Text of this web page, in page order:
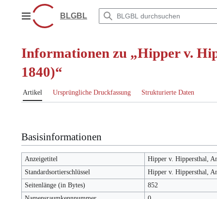
springenHauptmenüBLGBL
Informationen zu „Hipper v.
1840)“
Artikel Ursprüngliche Druckfassung Strukturierte Daten
Basisinformationen
Anzeigetitel
Hipper v. Hippersthal,
Standardsortierschlüssel
Hipper v. Hippersthal,
Seitenlänge (in Bytes)
852